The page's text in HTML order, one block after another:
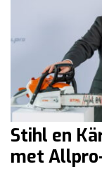
Stihl en
met